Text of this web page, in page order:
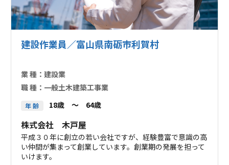
建設作業員／富山県南砺市利賀村
業 種： 建設業
職 種： 一般土木建築工事業
年 齢 18歳 ～ 64歳
株式会社 木戸屋
平成３０年に創立の若い会社ですが、経験豊富で意識の高
い仲間が集まって創業しています。創業期の発展を担って
いけます。